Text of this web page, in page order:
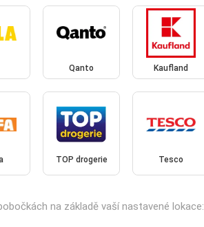
Qanto Kaufland
TOP drogerie Tesco
na základě vaší nastavené lokace: